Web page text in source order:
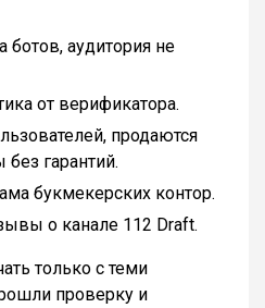
ботов, аудитория не
от верификатора.
продаются
гарантий.
букмекерских контор.
о канале 112 Draft.
только с теми
проверку и